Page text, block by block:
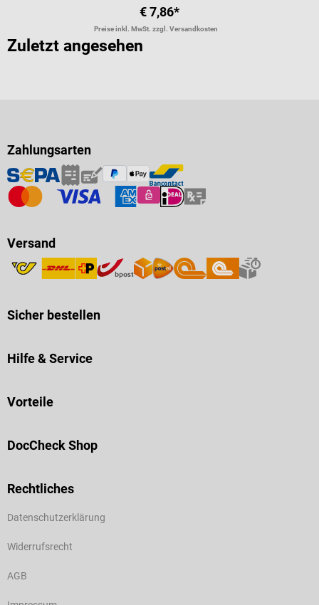
€ 7,86*
Preise inkl. MwSt. zzgl. Versandkosten
Zuletzt angesehen
Zahlungsarten
Versand
Sicher bestellen
Hilfe & Service
Vorteile
DocCheck Shop
Rechtliches
Datenschutzerklärung
Widerrufsrecht
AGB